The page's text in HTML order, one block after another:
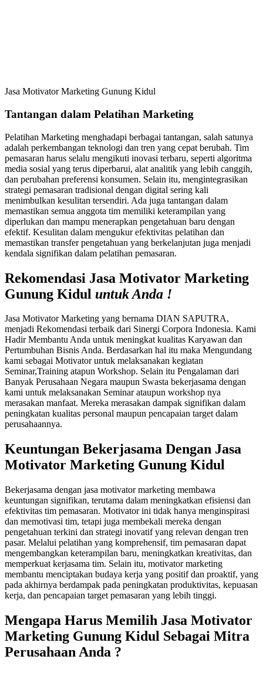
Jasa Motivator Marketing Gunung Kidul
Tantangan dalam Pelatihan Marketing
Pelatihan Marketing menghadapi berbagai tantangan, salah satunya
adalah perkembangan teknologi dan tren yang cepat berubah. Tim
pemasaran harus selalu mengikuti inovasi terbaru, seperti algoritma
media sosial yang terus diperbarui, alat analitik yang lebih canggih,
dan perubahan preferensi konsumen. Selain itu, mengintegrasikan
strategi pemasaran tradisional dengan digital sering kali
menimbulkan kesulitan tersendiri. Ada juga tantangan dalam
memastikan semua anggota tim memiliki keterampilan yang
diperlukan dan mampu menerapkan pengetahuan baru dengan
efektif. Kesulitan dalam mengukur efektivitas pelatihan dan
memastikan transfer pengetahuan yang berkelanjutan juga menjadi
kendala signifikan dalam pelatihan pemasaran.
Rekomendasi Jasa Motivator Marketing
Gunung Kidul untuk Anda !
Jasa Motivator Marketing yang bernama DIAN SAPUTRA,
menjadi Rekomendasi terbaik dari Sinergi Corpora Indonesia. Kami
Hadir Membantu Anda untuk meningkat kualitas Karyawan dan
Pertumbuhan Bisnis Anda. Berdasarkan hal itu maka Mengundang
kami sebagai Motivator untuk melaksanakan kegiatan
Seminar,Training atapun Workshop. Selain itu Pengalaman dari
Banyak Perusahaan Negara maupun Swasta bekerjasama dengan
kami untuk melaksanakan Seminar ataupun workshop nya
merasakan manfaat. Mereka merasakan dampak signifikan dalam
peningkatan kualitas personal maupun pencapaian target dalam
perusahaannya.
Keuntungan Bekerjasama Dengan Jasa
Motivator Marketing Gunung Kidul
Bekerjasama dengan jasa motivator marketing membawa
keuntungan signifikan, terutama dalam meningkatkan efisiensi dan
efektivitas tim pemasaran. Motivator ini tidak hanya menginspirasi
dan memotivasi tim, tetapi juga membekali mereka dengan
pengetahuan terkini dan strategi inovatif yang relevan dengan tren
pasar. Melalui pelatihan yang komprehensif, tim pemasaran dapat
mengembangkan keterampilan baru, meningkatkan kreativitas, dan
memperkuat kerjasama tim. Selain itu, motivator marketing
membantu menciptakan budaya kerja yang positif dan proaktif, yang
pada akhirnya berdampak pada peningkatan produktivitas, kepuasan
kerja, dan pencapaian target pemasaran yang lebih tinggi.
Mengapa Harus Memilih Jasa Motivator
Marketing Gunung Kidul Sebagai Mitra
Perusahaan Anda ?